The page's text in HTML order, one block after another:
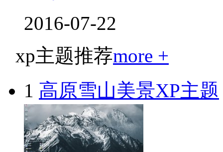
2016-07-22
xp主题推荐more +
1 高原雪山美景XP主题